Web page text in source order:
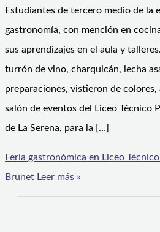
Estudiantes de tercero medio de la
gastronomía, con mención en
sus aprendizajes en el aula y
turrón de vino, charquicán, lecha
preparaciones, vistieron de colores,
salón de eventos del Liceo Técnico
de La Serena, para la […]
Feria gastronómica en Liceo
Brunet Leer más »